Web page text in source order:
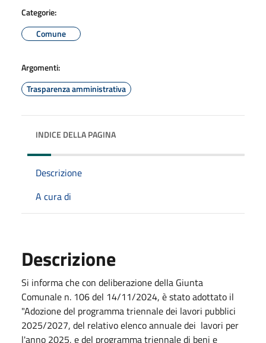
Categorie:
Comune
Argomenti:
Trasparenza amministrativa
INDICE DELLA PAGINA
Descrizione
A cura di
Descrizione
Si informa che con deliberazione della Giunta
Comunale n. 106 del 14/11/2024, è stato adottato il
"Adozione del programma triennale dei lavori pubblici
2025/2027, del relativo elenco annuale dei lavori per
l'anno 2025, e del programma triennale di beni e